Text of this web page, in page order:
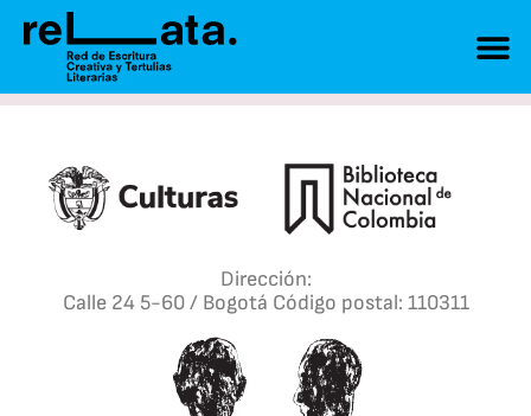
Dirección:
Calle 24 5-60 / Bogotá Código postal: 110311